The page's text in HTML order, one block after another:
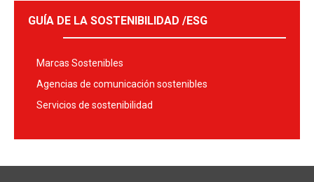
GUÍA DE LA SOSTENIBILIDAD /ESG
Marcas Sostenibles
Agencias de comunicación sostenibles
Servicios de sostenibilidad